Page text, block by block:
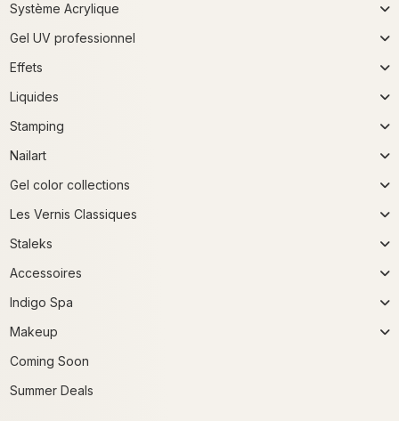
Système Acrylique
Gel UV professionnel
Effets
Liquides
Stamping
Nailart
Gel color collections
Les Vernis Classiques
Staleks
Accessoires
Indigo Spa
Makeup
Coming Soon
Summer Deals